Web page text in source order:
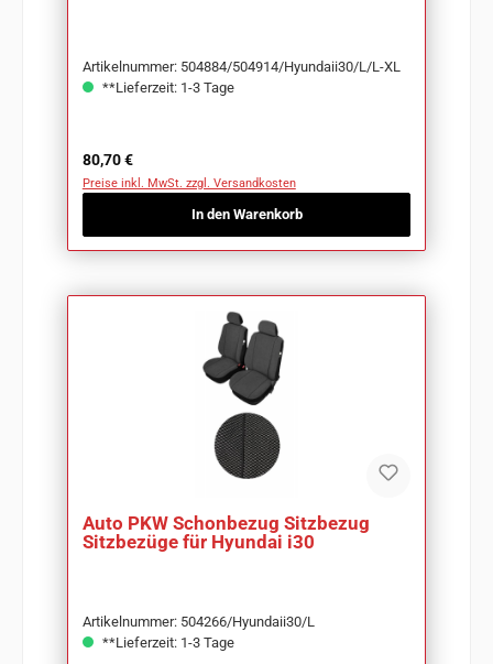
Artikelnummer: 504884/504914/Hyundaii30/L/L-XL
**Lieferzeit: 1-3 Tage
Regulärer Preis:
80,70 €
Preise inkl. MwSt. zzgl. Versandkosten
In den Warenkorb
Auto PKW Schonbezug Sitzbezug
Sitzbezüge für Hyundai i30
Artikelnummer: 504266/Hyundaii30/L
**Lieferzeit: 1-3 Tage